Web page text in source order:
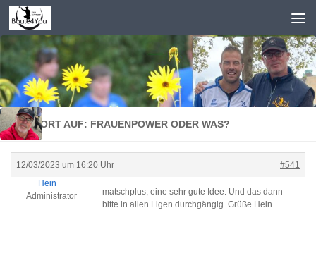
Zum Inhalt springen
ANTWORT AUF: FRAUENPOWER ODER WAS?
12/03/2023 um 16:20 Uhr
#541
Hein
Administrator
matschplus, eine sehr gute Idee. Und das dann
bitte in allen Ligen durchgängig. Grüße Hein